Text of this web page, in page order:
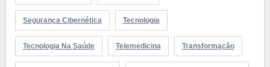
Segurança Cibernética Tecnologia
Tecnologia Na Saúde Telemedicina Transformação